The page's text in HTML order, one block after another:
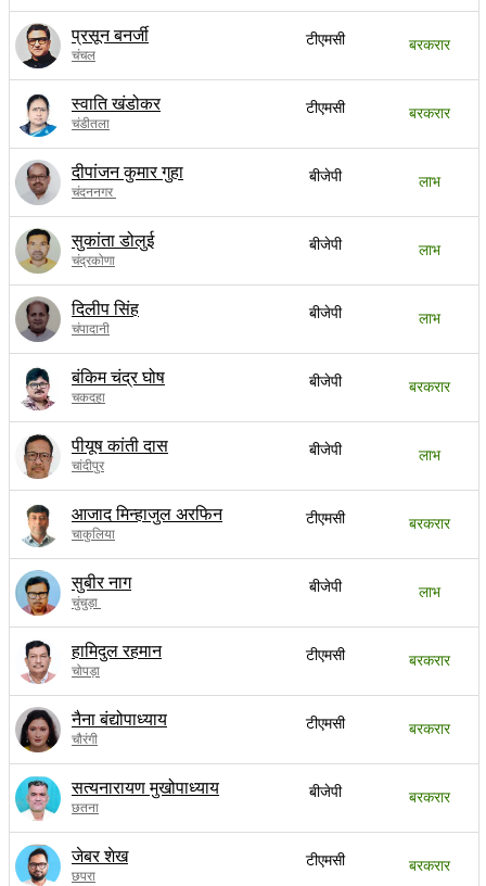
प्रसून बनर्जी
चंचल
टीएमसी बरकरार
स्वाति खंडोकर
चंडीतला
टीएमसी बरकरार
दीपांजन कुमार गुहा
चंदननगर
बीजेपी लाभ
सुकांता डोलुई
चंद्रकोणा
बीजेपी लाभ
दिलीप सिंह
चंपादानी
बीजेपी लाभ
बंकिम चंद्र घोष
चकदहा
बीजेपी बरकरार
पीयूष कांती दास
चांदीपुर
बीजेपी लाभ
आजाद मिन्हाजुल अरफिन
चाकुलिया
टीएमसी बरकरार
सुबीर नाग
चुंचुड़ा
बीजेपी लाभ
हामिदुल रहमान
चोपड़ा
टीएमसी बरकरार
नैना बंद्योपाध्याय
चौरंगी
टीएमसी बरकरार
सत्यनारायण मुखोपाध्याय
छतना
बीजेपी बरकरार
जेबर शेख
छपरा
टीएमसी बरकरार